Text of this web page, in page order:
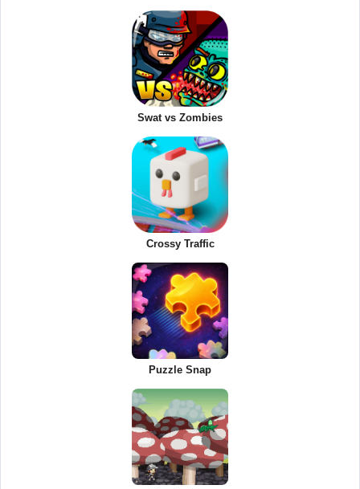
Swat vs Zombies
Crossy Traffic
Puzzle Snap